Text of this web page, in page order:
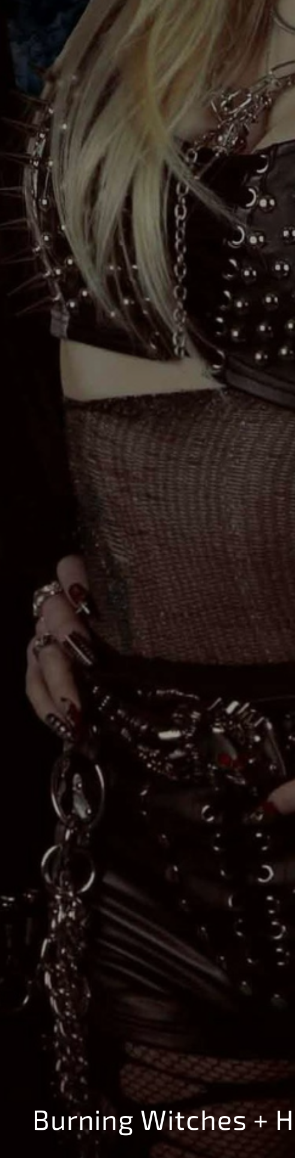
Burning Witches +